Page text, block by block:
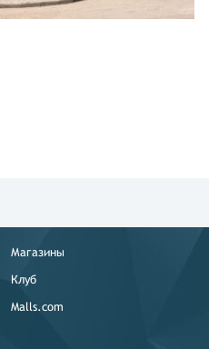
Магазины
Клуб
Malls.com